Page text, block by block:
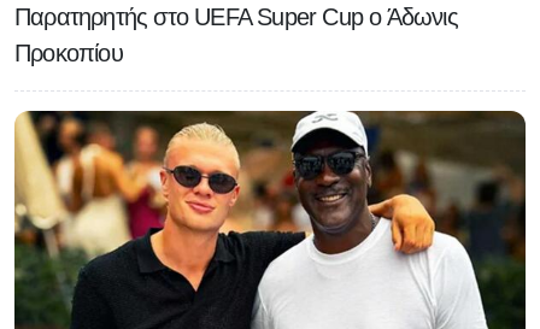
Παρατηρητής στο UEFA Super Cup ο Άδωνις
Προκοπίου